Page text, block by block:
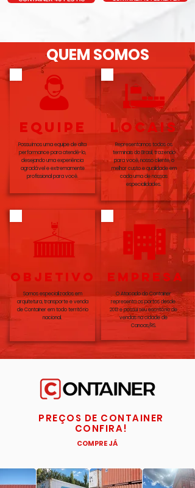
QUEM SOMOS
equipe
Possuímos uma equipe de alta
performance para atendê-lo,
desejando uma experiência
agradável e extremamente
profissional para você.
LOCAIS
Representamos todos os
terminais do Brasil, trazendo
para você, nosso cliente, o
melhor custo e qualidade em
cada uma de nossas
especialidades.
OBJETIVO
Somos especializados em
arquitetura, transporte e venda
de Container em todo território
nacional.
EMPRESA
O Atacado do Container
representa os portos desde
2013 e possui seu escritório de
vendas na cidade de
Canoas/RS.
PREÇOS DE CONTAINER
CONFIRA!
COMPRE JÁ